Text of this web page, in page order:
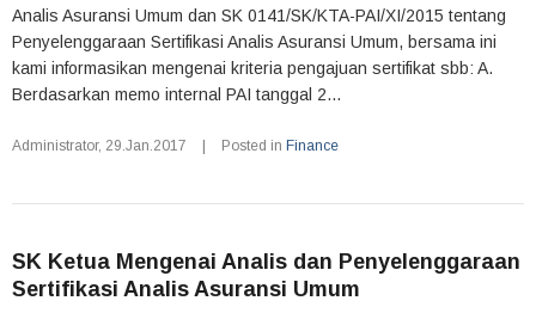
Analis Asuransi Umum dan SK 0141/SK/KTA-PAI/XI/2015 tentang
Penyelenggaraan Sertifikasi Analis Asuransi Umum, bersama ini
kami informasikan mengenai kriteria pengajuan sertifikat sbb: A.
Berdasarkan memo internal PAI tanggal 2...
Administrator, 29.Jan.2017 Posted in Finance
SK Ketua Mengenai Analis dan Penyelenggaraan
Sertifikasi Analis Asuransi Umum